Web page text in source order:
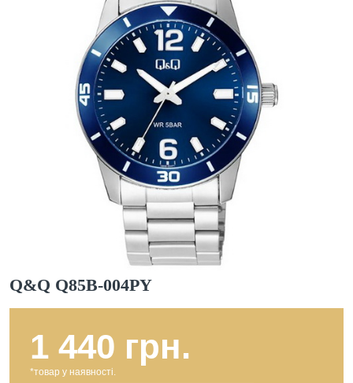
Q&Q Q85B-004PY
1 440 грн.
*товар у наявності.